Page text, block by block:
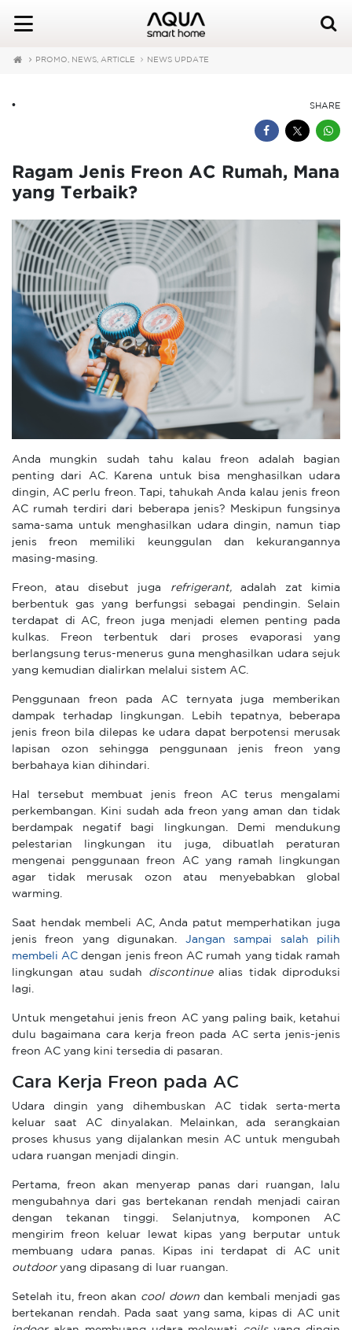
PROMO, NEWS, ARTICLE NEWS UPDATE
SHARE
•
Ragam Jenis Freon AC Rumah, Mana
yang Terbaik?
Anda mungkin sudah tahu kalau freon adalah bagian
penting dari AC. Karena untuk bisa menghasilkan udara
dingin, AC perlu freon. Tapi, tahukah Anda kalau jenis freon
AC rumah terdiri dari beberapa jenis? Meskipun fungsinya
sama-sama untuk menghasilkan udara dingin, namun tiap
jenis freon memiliki keunggulan dan kekurangannya
masing-masing.
Freon, atau disebut juga refrigerant, adalah zat kimia
berbentuk gas yang berfungsi sebagai pendingin. Selain
terdapat di AC, freon juga menjadi elemen penting pada
kulkas. Freon terbentuk dari proses evaporasi yang
berlangsung terus-menerus guna menghasilkan udara sejuk
yang kemudian dialirkan melalui sistem AC.
Penggunaan freon pada AC ternyata juga memberikan
dampak terhadap lingkungan. Lebih tepatnya, beberapa
jenis freon bila dilepas ke udara dapat berpotensi merusak
lapisan ozon sehingga penggunaan jenis freon yang
berbahaya kian dihindari.
Hal tersebut membuat jenis freon AC terus mengalami
perkembangan. Kini sudah ada freon yang aman dan tidak
berdampak negatif bagi lingkungan. Demi mendukung
pelestarian lingkungan itu juga, dibuatlah peraturan
mengenai penggunaan freon AC yang ramah lingkungan
agar tidak merusak ozon atau menyebabkan global
warming.
Saat hendak membeli AC, Anda patut memperhatikan juga
jenis freon yang digunakan. Jangan sampai salah pilih
membeli AC dengan jenis freon AC rumah yang tidak ramah
lingkungan atau sudah
discontinue alias tidak diproduksi
lagi.
Untuk mengetahui jenis freon AC yang paling baik, ketahui
dulu bagaimana cara kerja freon pada AC serta jenis-jenis
freon AC yang kini tersedia di pasaran.
Cara Kerja Freon pada AC
Udara dingin yang dihembuskan AC tidak serta-merta
keluar saat AC dinyalakan. Melainkan, ada serangkaian
proses khusus yang dijalankan mesin AC untuk mengubah
udara ruangan menjadi dingin.
Pertama, freon akan menyerap panas dari ruangan, lalu
mengubahnya dari gas bertekanan rendah menjadi cairan
dengan tekanan tinggi. Selanjutnya, komponen AC
mengirim freon keluar lewat kipas yang berputar untuk
membuang udara panas. Kipas ini terdapat di AC unit
outdoor yang dipasang di luar ruangan.
Setelah itu, freon akan cool downdan kembali menjadi gas
bertekanan rendah. Pada saat yang sama, kipas di AC unit